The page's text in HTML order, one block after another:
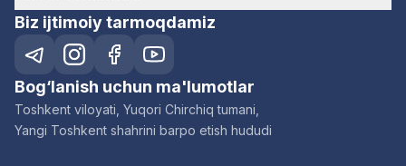
Biz ijtimoiy tarmoqdamiz
Bog‘lanish uchun ma'lumotlar
Toshkent viloyati, Yuqori Chirchiq tumani,
Yangi Toshkent shahrini barpo etish hududi